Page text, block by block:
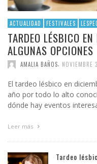
ACTUALIDAD FESTIVALES
TARDEO LÉSBICO
ALGUNAS OPCIONES
AMALIA BAÑOS NOVIEMBRE
El tardeo lésbico en
año por todo lo alto
dónde hay eventos
Leer más
Tardeo